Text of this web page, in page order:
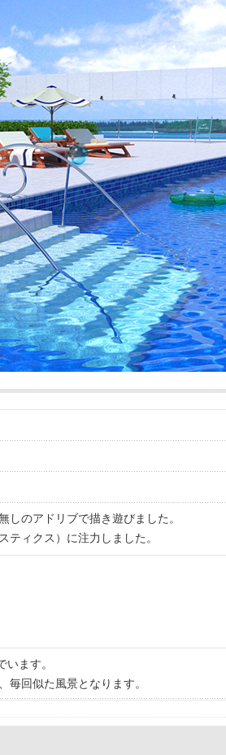
しのアドリブで描き遊びました。
ティクス）に注力しました。
います。
毎回似た風景となります。